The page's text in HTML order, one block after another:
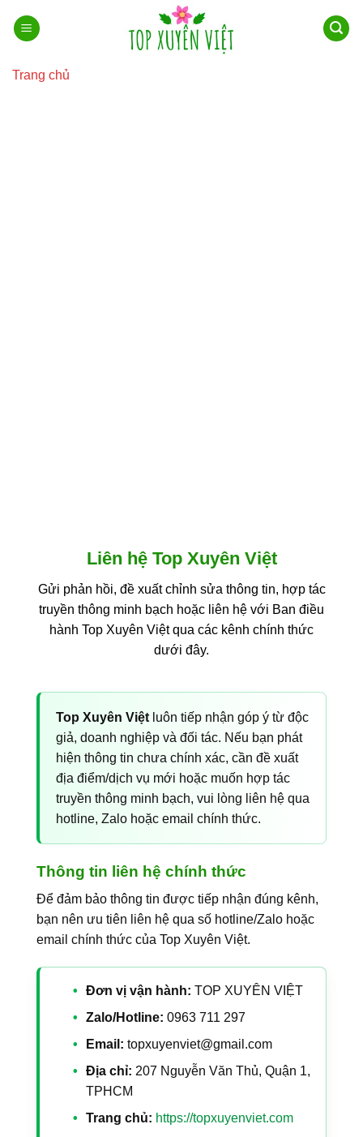
qua
dung
Trang chủ
Liên hệ Top Xuyên Việt
Gửi phản hồi, đề xuất chỉnh sửa thông tin, hợp tác
truyền thông minh bạch hoặc liên hệ với Ban điều
hành Top Xuyên Việt qua các kênh chính thức
dưới đây.
Top Xuyên Việt luôn tiếp nhận góp ý từ độc
giả, doanh nghiệp và đối tác. Nếu bạn phát
hiện thông tin chưa chính xác, cần đề xuất
địa điểm/dịch vụ mới hoặc muốn hợp tác
truyền thông minh bạch, vui lòng liên hệ qua
hotline, Zalo hoặc email chính thức.
Thông tin liên hệ chính thức
Để đảm bảo thông tin được tiếp nhận đúng kênh,
bạn nên ưu tiên liên hệ qua số hotline/Zalo hoặc
email chính thức của Top Xuyên Việt.
Đơn vị vận hành: TOP XUYÊN VIỆT
Zalo/Hotline: 0963 711 297
Email: topxuyenviet@gmail.com
Địa chỉ: 207 Nguyễn Văn Thủ, Quận 1,
TPHCM
Trang chủ: https://topxuyenviet.com